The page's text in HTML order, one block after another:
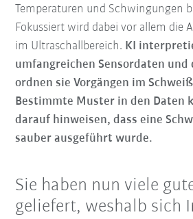
Temperaturen und Schwingungen
Fokussiert wird dabei vor allem die
im Ultraschallbereich. KI
umfangreichen Sensordaten und
ordnen sie Vorgängen im
Bestimmte Muster in den Daten
darauf hinweisen, dass eine
sauber ausgeführt wurde.
Sie haben nun viele
geliefert, weshalb sich